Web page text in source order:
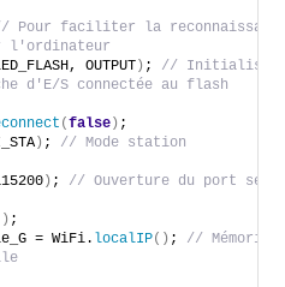
Pour faciliter la
l'ordinateur
OUTPUT ) ; //
d'E/S connectée au flash
(false ) ;
) ; // Mode station
) ; // Ouverture du port
;
= WiFi.
localIP() ; //